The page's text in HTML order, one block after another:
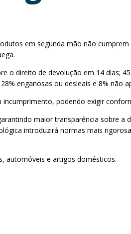
em segunda mão não
o direito de devolução em 14 dias;
enganosas ou desleais e 8% não
podendo exigir
maior transparência sobre a
introduzirá normas mais
automóveis e artigos domésticos.